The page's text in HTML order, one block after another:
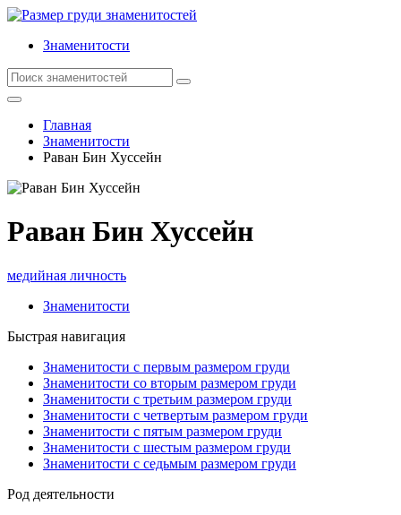
Знаменитости
Главная
Знаменитости
Раван Бин Хуссейн
Раван Бин Хуссейн
медийная личность
Знаменитости
Быстрая навигация
Знаменитости с первым размером груди
Знаменитости со вторым размером груди
Знаменитости с третьим размером груди
Знаменитости с четвертым размером груди
Знаменитости с пятым размером груди
Знаменитости с шестым размером груди
Знаменитости с седьмым размером груди
Род деятельности